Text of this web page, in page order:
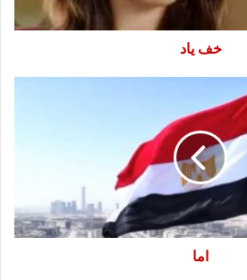
خف ياد
اما